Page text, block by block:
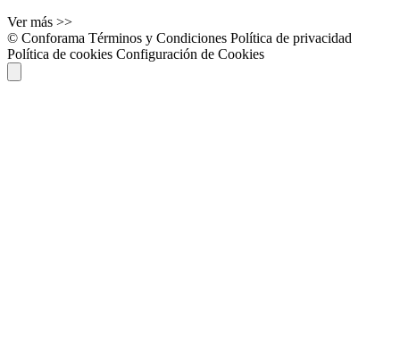
Ver más >>
© Conforama Términos y Condiciones Política de privacidad
Política de cookies Configuración de Cookies